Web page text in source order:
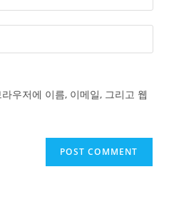
우저에 이름, 이메일, 그리고 웹